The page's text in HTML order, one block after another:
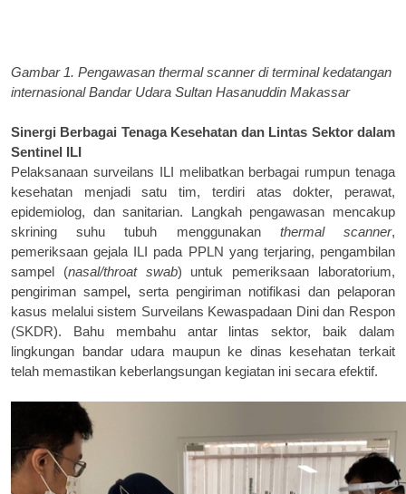
Gambar 1. Pengawasan thermal scanner di terminal kedatangan
internasional Bandar Udara Sultan Hasanuddin Makassar
Sinergi Berbagai Tenaga Kesehatan dan Lintas Sektor dalam
Sentinel ILI
Pelaksanaan surveilans ILI melibatkan berbagai rumpun tenaga
kesehatan menjadi satutim, terdiri atas dokter, perawat,
epidemiolog, dan sanitarian. Langkah pengawasan mencakup
skrining suhu tubuh menggunakan thermal scanner,
pemeriksaan gejala ILI pada PPLN yang terjaring, pengambilan
sampel (nasal/throat swab) untuk pemeriksaan laboratorium,
pengiriman sampel , serta pengiriman notifikasi dan pelaporan
kasus melalui sistem Surveilans Kewaspadaan Dini dan Respon
(SKDR). Bahu membahu antar lintas sektor, baik dalam
lingkungan bandar udara maupun ke dinas kesehatan terkait
telah memastikan keberlangsungan kegiatan ini secara efektif.